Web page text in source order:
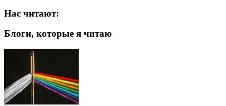
Нас читают:
Блоги, которые я читаю